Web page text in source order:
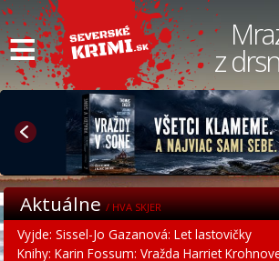
≡ z
Aktuálne/ HVA SKJER
Vyjde: Sissel-Jo Gazanová: Let lastovičky
Knihy: Karin Fossum: Vražda Harriet